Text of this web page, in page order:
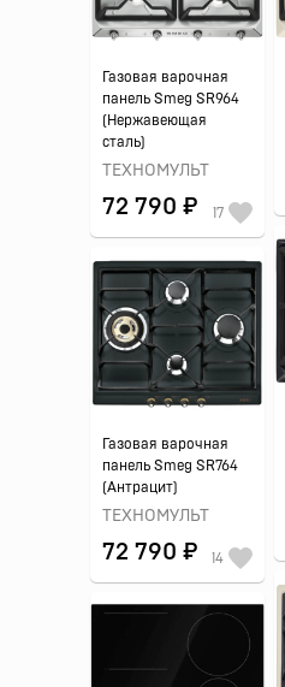
Газовая варочная
панель Smeg SR964
(Нержавеющая
сталь)
ТЕХНОМУЛЬТ
72 790 ₽ 17
Газовая варочная
панель Smeg SR764
(Антрацит)
ТЕХНОМУЛЬТ
72 790 ₽ 14